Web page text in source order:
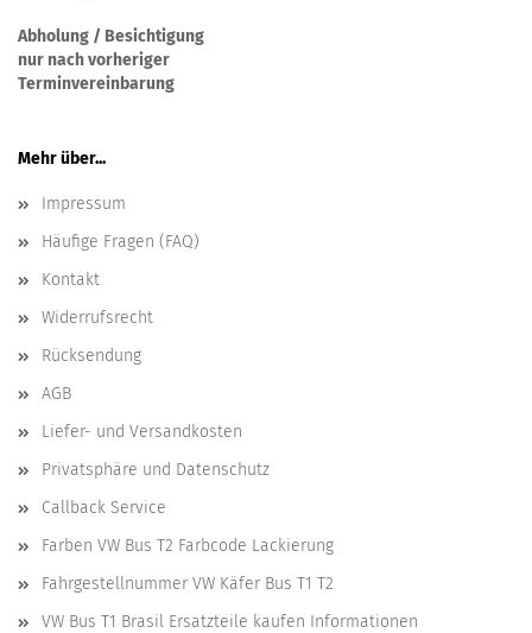
Abholung / Besichtigung
nur nach vorheriger
Terminvereinbarung
Mehr über...
Impressum
Häufige Fragen (FAQ)
Kontakt
Widerrufsrecht
Rücksendung
AGB
Liefer- und Versandkosten
Privatsphäre und Datenschutz
Callback Service
Farben VW Bus T2 Farbcode Lackierung
Fahrgestellnummer VW Käfer Bus T1 T2
VW Bus T1 Brasil Ersatzteile kaufen Informationen